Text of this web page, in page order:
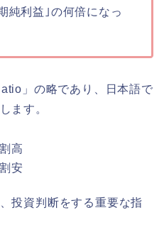
純利益｣の何倍になっ
」の略であり、日本語で
ます。
高
安
投資判断をする重要な指